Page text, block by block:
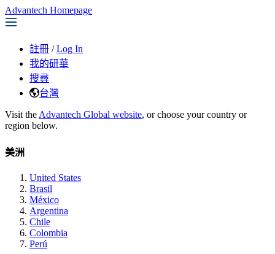
Advantech Homepage
註冊 / Log In
我的研華
搜尋
台灣
Visit the Advantech Global website, or choose your country or
region below.
美洲
United States
Brasil
México
Argentina
Chile
Colombia
Perú